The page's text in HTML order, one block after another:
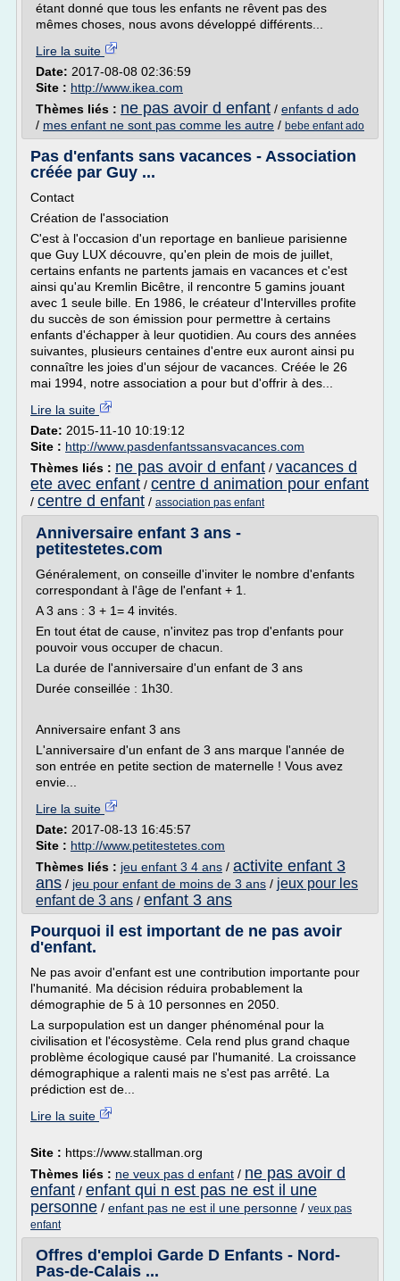
étant donné que tous les enfants ne rêvent pas des
mêmes choses, nous avons développé différents...
Lire la suite
Date: 2017-08-08 02:36:59
Site : http://www.ikea.com
Thèmes liés : ne pas avoir d enfant / enfants d ado
/ mes enfant ne sont pas comme les autre / bebe enfant ado
Pas d'enfants sans vacances - Association
créée par Guy ...
Contact
Création de l'association
C'est à l'occasion d'un reportage en banlieue parisienne
que Guy LUX découvre, qu'en plein de mois de juillet,
certains enfants ne partents jamais en vacances et c'est
ainsi qu'au Kremlin Bicêtre, il rencontre 5 gamins jouant
avec 1 seule bille. En 1986, le créateur d'Intervilles profite
du succès de son émission pour permettre à certains
enfants d'échapper à leur quotidien. Au cours des années
suivantes, plusieurs centaines d'entre eux auront ainsi pu
connaître les joies d'un séjour de vacances. Créée le 26
mai 1994, notre association a pour but d'offrir à des...
Lire la suite
Date: 2015-11-10 10:19:12
Site : http://www.pasdenfantssansvacances.com
Thèmes liés : ne pas avoir d enfant / vacances d
ete avec enfant / centre d animation pour enfant
/ centre d enfant / association pas enfant
Anniversaire enfant 3 ans -
petitestetes.com
Généralement, on conseille d'inviter le nombre d'enfants
correspondant à l'âge de l'enfant + 1.
A 3 ans : 3 + 1= 4 invités.
En tout état de cause, n'invitez pas trop d'enfants pour
pouvoir vous occuper de chacun.
La durée de l'anniversaire d'un enfant de 3 ans
Durée conseillée : 1h30.
Anniversaire enfant 3 ans
L'anniversaire d'un enfant de 3 ans marque l'année de
son entrée en petite section de maternelle ! Vous avez
envie...
Lire la suite
Date: 2017-08-13 16:45:57
Site : http://www.petitestetes.com
Thèmes liés : jeu enfant 3 4 ans / activite enfant 3
ans / jeu pour enfant de moins de 3 ans / jeux pour les
enfant de 3 ans / enfant 3 ans
Pourquoi il est important de ne pas avoir
d'enfant.
Ne pas avoir d'enfant est une contribution importante pour
l'humanité. Ma décision réduira probablement la
démographie de 5 à 10 personnes en 2050.
La surpopulation est un danger phénoménal pour la
civilisation et l'écosystème. Cela rend plus grand chaque
problème écologique causé par l'humanité. La croissance
démographique a ralenti mais ne s'est pas arrêté. La
prédiction est de...
Lire la suite
Site : https://www.stallman.org
Thèmes liés : ne veux pas d enfant / ne pas avoir d
enfant / enfant qui n est pas ne est il une
personne / enfant pas ne est il une personne / veux pas
enfant
Offres d'emploi Garde D Enfants - Nord-
Pas-de-Calais ...